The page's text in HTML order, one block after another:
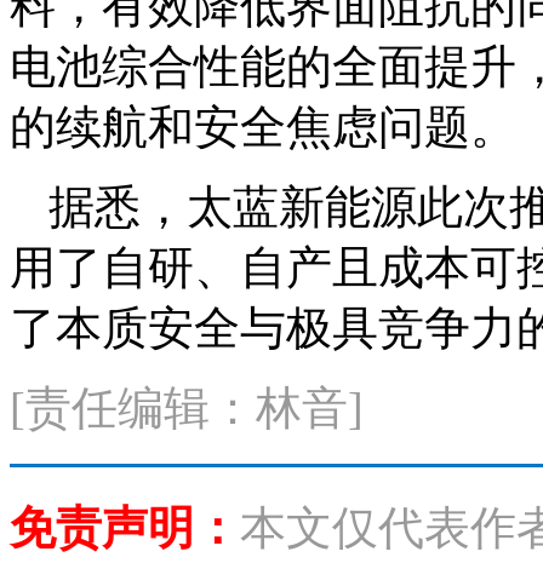
电池综合性能的全面提升
的续航和安全焦虑问题。
据悉，太蓝新能源此次
用了自研、自产且成本可
了本质安全与极具竞争力
[责任编辑：林音]
免责声明： 本文仅代表作